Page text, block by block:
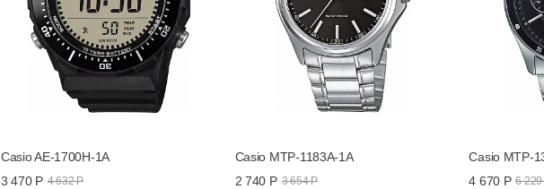
Casio AE-1700H-1A
3 470 Р 4 632 Р
Casio MTP-1183A-1A
2 740 Р 3 654 Р
Casio MTP-
4 670 Р 6